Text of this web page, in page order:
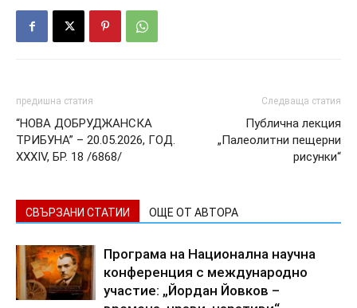
предишна статия
“НОВА ДОБРУДЖАНСКА
ТРИБУНА” – 20.05.2026, ГОД.
XXХIV, БР. 18 /6868/
Следваща статия
Публична лекция
„Палеолитни пещерни
рисунки“
СВЪРЗАНИ СТАТИИ ОЩЕ ОТ АВТОРА
Програма на Национална научна
конференция с международно
участие: „Йордан Йовков –